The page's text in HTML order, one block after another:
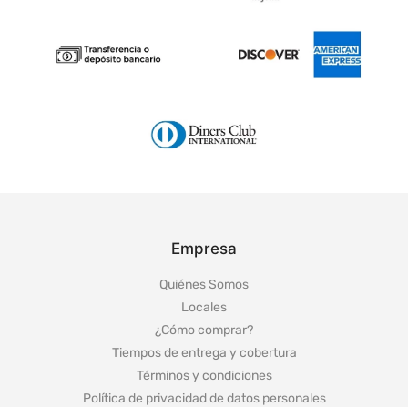
Empresa
Quiénes Somos
Locales
¿Cómo comprar?
Tiempos de entrega y cobertura
Términos y condiciones
Política de privacidad de datos personales